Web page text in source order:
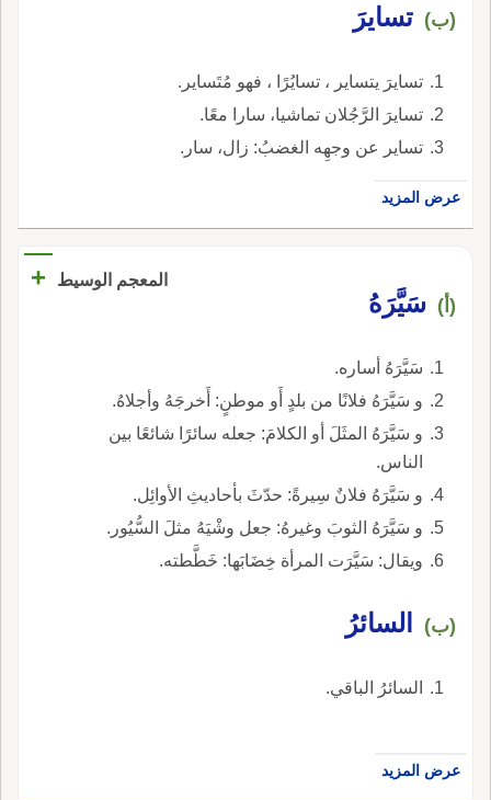
(ب) تسايرَ
تسايرَ يتساير ، تسايُرًا ، فهو مُتَساير.
تسايرَ الرَّجُلان تماشيا، سارا معًا.
تساير عن وجهِه الغضبُ: زال، سار.
عرض المزيد
المعجم الوسيط +
(أ) سَيَّرَهُ
سَيَّرَهُ أساره.
و سَيَّرَهُ فلانًا من بلدٍ أَو موطنٍ: أَخرجَهُ وأجلاهُ.
و سَيَّرَهُ المثَلَ أو الكلامَ: جعله سائرًا شائعًا بين
الناس.
و سَيَّرَهُ فلانٌ سِيرةً: حدّثَ بأحاديثِ الأوائِل.
و سَيَّرَهُ الثوبَ وغيرهُ: جعل وشْيَهُ مثلَ السُّيُور.
ويقال: سَيَّرَت المرأة خِضَابَها: خَطَّطته.
(ب) السائرُ
السائرُ الباقي.
عرض المزيد